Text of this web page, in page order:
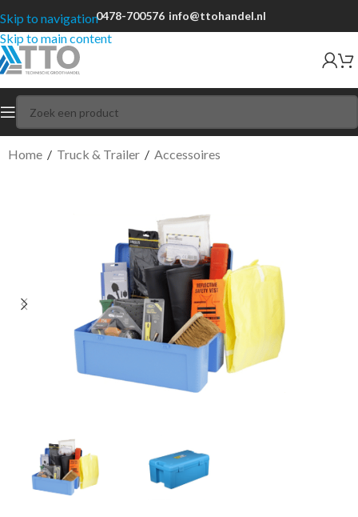
Skip to navigation
Skip to main content
0478-700576 info@ttohandel.nl
Home / Truck & Trailer / Accessoires